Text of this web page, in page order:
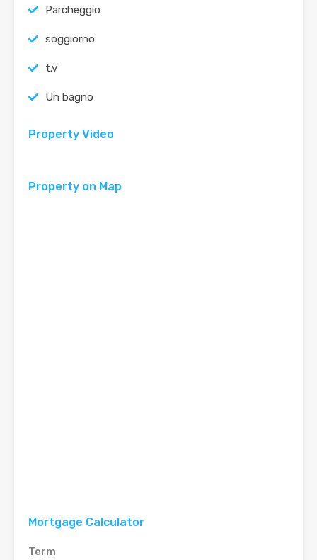
Parcheggio
soggiorno
t.v
Un bagno
Property Video
Property on Map
Mortgage Calculator
Term